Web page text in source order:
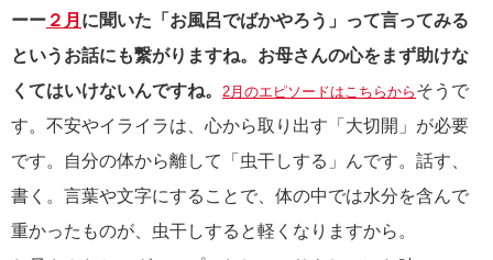
ーー ２月 に聞いた「お風呂でばかやろう」って言ってみる
というお話にも繋がりますね。お母さんの心をまず助けな
くてはいけないんですね。
2月のエピソードはこちらから そうで
す。不安やイライラは、心から取り出す「大切開」が必要
です。自分の体から離して「虫干しする」んです。話す、
書く。言葉や文字にすることで、体の中では水分を含んで
重かったものが、虫干しすると軽くなりますから。